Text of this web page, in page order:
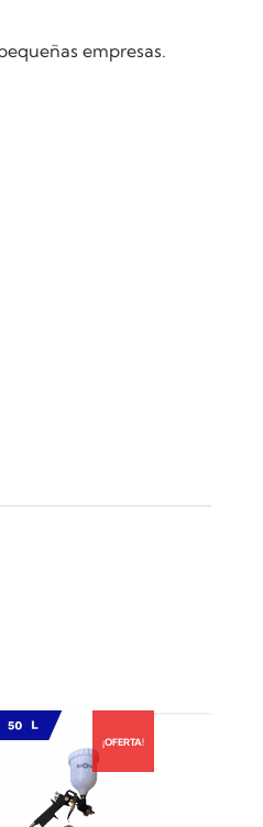
empresas.
¡OFERTA!